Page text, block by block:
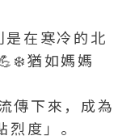
在寒冷的北
猶如媽媽
傳下來，成為
度」。